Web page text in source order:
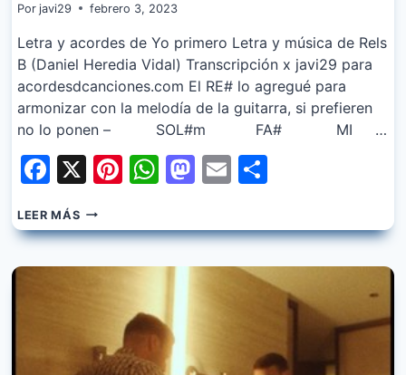
Por javi29 febrero 3, 2023
Letra y acordes de Yo primero Letra y música de Rels
B (Daniel Heredia Vidal) Transcripción x javi29 para
acordesdcanciones.com El RE# lo agregué para
armonizar con la melodía de la guitarra, si prefieren
no lo ponen – SOL#m FA# MI …
Facebook
X Pinterest
WhatsApp
Mastodon
Email
LEER MÁSRELS
B
–